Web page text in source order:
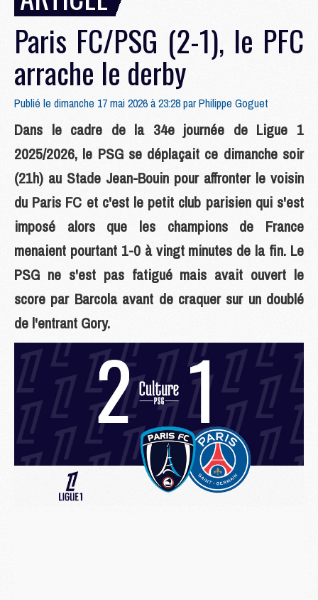
Paris FC/PSG (2-1), le PFC
arrache le derby
Publié le dimanche 17 mai 2026 à 23:28 parPhilippe Goguet
Dans le cadre de la 34e journée de Ligue 1
2025/2026, le PSG se déplaçait ce dimanche soir
(21h) au Stade Jean-Bouin pour affronter le voisin
du Paris FC et c'est le petit club parisien qui s'est
imposé alors que les champions de France
menaient pourtant 1-0 à vingt minutes de la fin. Le
PSG ne s'est pas fatigué mais avait ouvert le
score par Barcola avant de craquer sur un doublé
de l'entrant Gory.